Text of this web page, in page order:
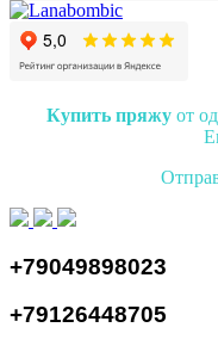
Купить пряжу от
+79049898023
+79126448705